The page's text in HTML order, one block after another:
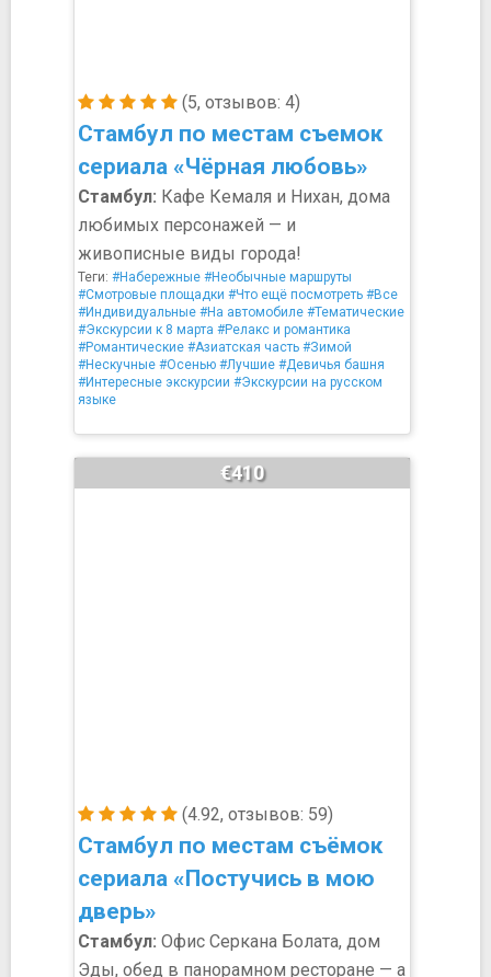
(5, отзывов: 4)
Стамбул по местам съемок
сериала «Чёрная любовь»
Стамбул: Кафе Кемаля и Нихан, дома
любимых персонажей — и
живописные виды города!
Теги: #Набережные #Необычные маршруты
#Смотровые площадки #Что ещё посмотреть #Все
#Индивидуальные #На автомобиле #Тематические
#Экскурсии к 8 марта #Релакс и романтика
#Романтические #Азиатская часть #Зимой
#Нескучные #Осенью #Лучшие #Девичья башня
#Интересные экскурсии #Экскурсии на русском
языке
(4.92, отзывов: 59)
Стамбул по местам съёмок
сериала «Постучись в мою
дверь»
€410
Стамбул: Офис Серкана Болата, дом
Эды, обед в панорамном ресторане — а